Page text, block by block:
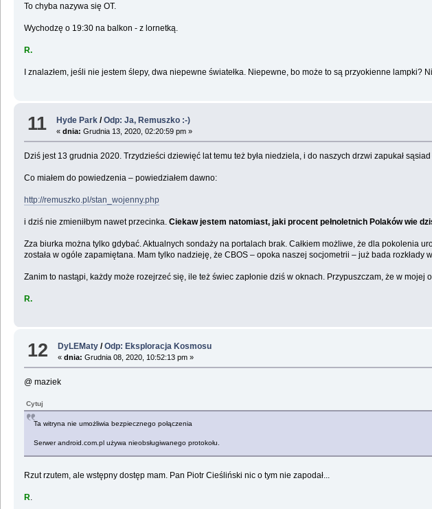
To chyba nazywa się OT.
Wychodzę o 19:30 na balkon - z lornetką.
R.
I znalazłem, jeśli nie jestem ślepy, dwa niepewne światełka. Niepewne, bo może to są przyokienne lampki?
11 Hyde Park /Odp: Ja, Remuszko :-)
«dnia: Grudnia 13, 2020, 02:20:59 pm »
Dziś jest 13 grudnia 2020. Trzydzieści dziewięć lat temu też była niedziela, i do naszych drzwi zapukał
Co miałem do powiedzenia – powiedziałem dawno:
http://remuszko.pl/stan_wojenny.php
i dziś nie zmieniłbym nawet przecinka. Ciekaw jestem natomiast, jaki procent pełnoletnich Polaków wie
Zza biurka można tylko gdybać. Aktualnych sondaży na portalach brak. Całkiem możliwe, że dla pokolenia
została w ogóle zapamiętana. Mam tylko nadzieję, że CBOS – opoka naszej socjometrii – już bada rozkłady
Zanim to nastąpi, każdy może rozejrzeć się, ile też świec zapłonie dziś w oknach. Przypuszczam, że w
R.
12 DyLEMaty /Odp: Eksploracja Kosmosu
«dnia: Grudnia 08, 2020, 10:52:13 pm »
@ maziek
Cytuj
Ta witryna nie umożliwia bezpiecznego połączenia
Serwer android.com.pl używa nieobsługiwanego protokołu.
Rzut rzutem, ale wstępny dostęp mam. Pan Piotr Cieśliński nic o tym nie zapodał...
R.